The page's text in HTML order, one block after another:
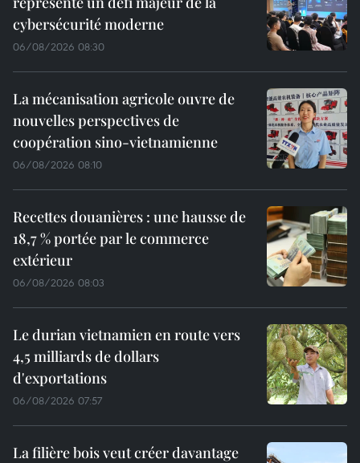
cybersécurité moderne
06/08/2026 08:30
La mécanisation agricole ouvre de
nouvelles perspectives de
coopération sino-vietnamienne
06/08/2026 08:10
Recettes douanières : une hausse de
18,7 % portée par le commerce
extérieur
06/08/2026 08:03
Le durian vietnamien en route vers
4,5 milliards de dollars
d'exportations
06/08/2026 07:57
La filière bois veut créer davantage